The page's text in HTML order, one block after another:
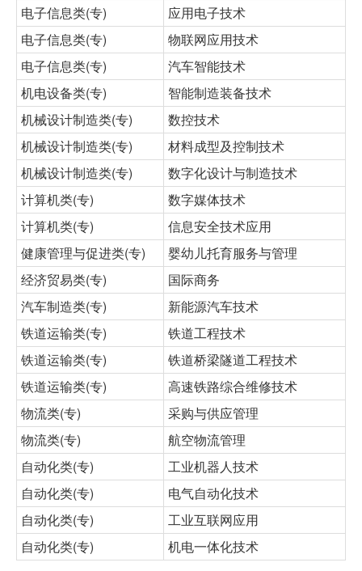
电子信息类(专)
应用电子技术
电子信息类(专)
物联网应用技术
电子信息类(专)
汽车智能技术
机电设备类(专)
智能制造装备技术
机械设计制造类(专)
数控技术
机械设计制造类(专)
材料成型及控制技术
机械设计制造类(专)
数字化设计与制造技术
计算机类(专)
数字媒体技术
计算机类(专)
信息安全技术应用
健康管理与促进类(专)
婴幼儿托育服务与管理
经济贸易类(专)
国际商务
汽车制造类(专)
新能源汽车技术
铁道运输类(专)
铁道工程技术
铁道运输类(专)
铁道桥梁隧道工程技术
铁道运输类(专)
高速铁路综合维修技术
物流类(专)
采购与供应管理
物流类(专)
航空物流管理
自动化类(专)
工业机器人技术
自动化类(专)
电气自动化技术
自动化类(专)
工业互联网应用
自动化类(专)
机电一体化技术